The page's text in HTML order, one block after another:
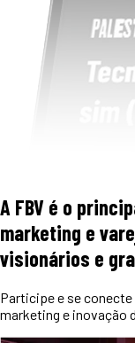
A FBV é o
marketing e
visionários e
Participe e se
marketing e inovação